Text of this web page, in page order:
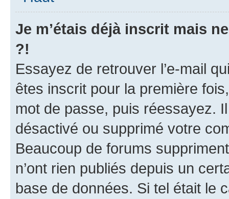
Je m’étais déjà inscrit mais
?!
Essayez de retrouver l’e-mail
êtes inscrit pour la première
mot de passe, puis réessayez.
désactivé ou supprimé votre
Beaucoup de forums
n’ont rien publiés depuis un
base de données. Si tel était le